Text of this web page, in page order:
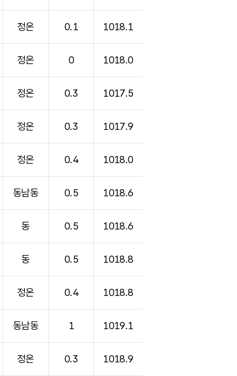
정온 0.1 1018.1
정온 0 1018.0
정온 0.3 1017.5
정온 0.3 1017.9
정온 0.4 1018.0
동남동 0.5 1018.6
동 0.5 1018.6
동 0.5 1018.8
정온 0.4 1018.8
동남동 1 1019.1
정온 0.3 1018.9